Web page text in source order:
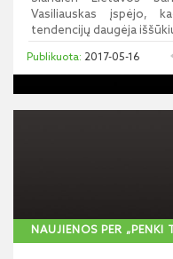
Vasiliauskas įspėjo,
tendencijų daugėja
2017-05-16
NAUJIENOS PER „PENKI